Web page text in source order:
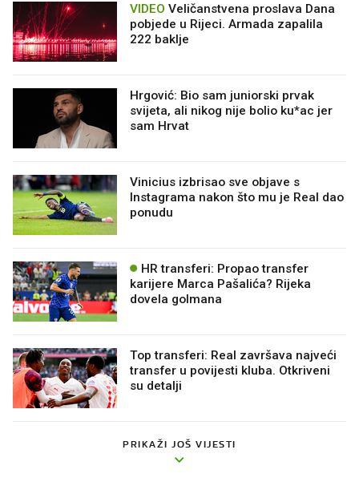
VIDEO
pobjede u Rijeci. Armada zapalila
222 baklje
Hrgović: Bio sam juniorski prvak
svijeta, ali nikog nije bolio ku*ac jer
sam Hrvat
Vinicius izbrisao sve objave s
Instagrama nakon što mu je Real dao
ponudu
HR transferi: Propao transfer
karijere Marca Pašalića? Rijeka
dovela golmana
Top transferi: Real završava najveći
transfer u povijesti kluba. Otkriveni
su detalji
PRIKAŽI JOŠ VIJESTI